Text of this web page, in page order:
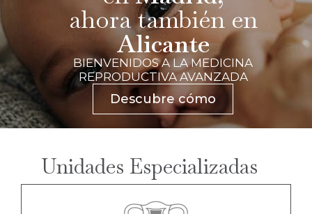
ahora también en
Alicante
BIENVENIDOS A LA MEDICINA
REPRODUCTIVA AVANZADA
Descubre cómo
Unidades Especializadas